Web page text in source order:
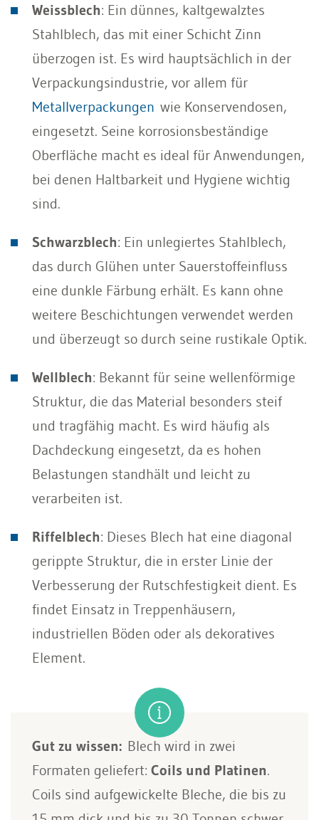
Weissblech: Ein dünnes, kaltgewalztes
Stahlblech, das mit einer Schicht Zinn
überzogen ist. Es wird hauptsächlich in der
Verpackungsindustrie, vor allem für
Metallverpackungen wie Konservendosen,
eingesetzt. Seine korrosionsbeständige
Oberfläche macht es ideal für Anwendungen,
bei denen Haltbarkeit und Hygiene wichtig
sind.
Schwarzblech: Ein unlegiertes Stahlblech,
das durch Glühen unter Sauerstoffeinfluss
eine dunkle Färbung erhält. Es kann ohne
weitere Beschichtungen verwendet werden
und überzeugt so durch seine rustikale Optik.
Wellblech: Bekannt für seine wellenförmige
Struktur, die das Material besonders steif
und tragfähig macht. Es wird häufig als
Dachdeckung eingesetzt, da es hohen
Belastungen standhält und leicht zu
verarbeiten ist.
Riffelblech: Dieses Blech hat eine diagonal
gerippte Struktur, die in erster Linie der
Verbesserung der Rutschfestigkeit dient. Es
findet Einsatz in Treppenhäusern,
industriellen Böden oder als dekoratives
Element.
Gut zu wissen: Blech wird in zwei
Formaten geliefert: Coils und Platinen.
Coils sind aufgewickelte Bleche, die bis zu